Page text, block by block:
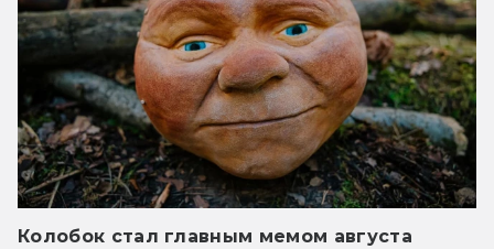
Колобок стал главным мемом августа